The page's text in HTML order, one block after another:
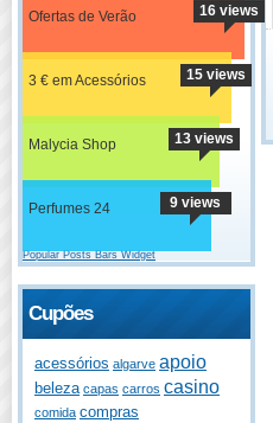
Ofertas de Verão 16 views
3 € em Acessórios 15 views
Malycia Shop 13 views
Perfumes 24 9 views
Popular Posts Bars Widget
Cupões
acessórios algarve apoio
beleza capas carros casino
comida compras